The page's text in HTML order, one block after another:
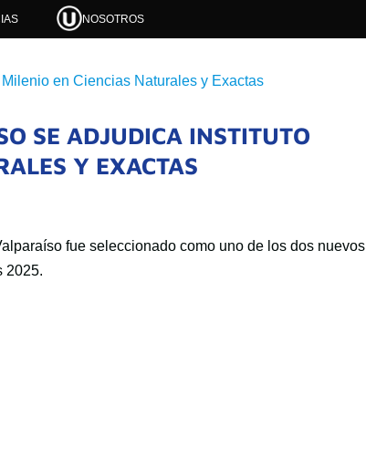
NOSOTROS
SE ADJUDICA INSTITUTO
Y EXACTAS
fue seleccionado como uno de los dos nuevos
2025.